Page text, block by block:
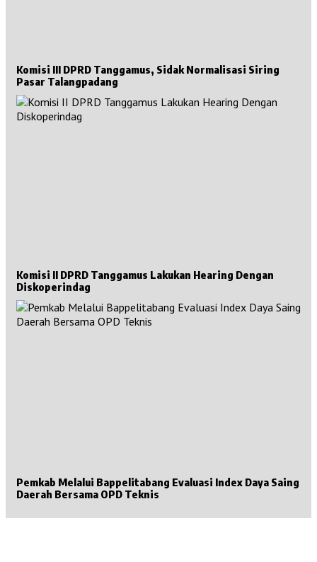
Komisi III DPRD Tanggamus, Sidak Normalisasi Siring
Pasar Talangpadang
Komisi II DPRD Tanggamus Lakukan Hearing Dengan
Diskoperindag
Pemkab Melalui Bappelitabang Evaluasi Index Daya Saing
Daerah Bersama OPD Teknis